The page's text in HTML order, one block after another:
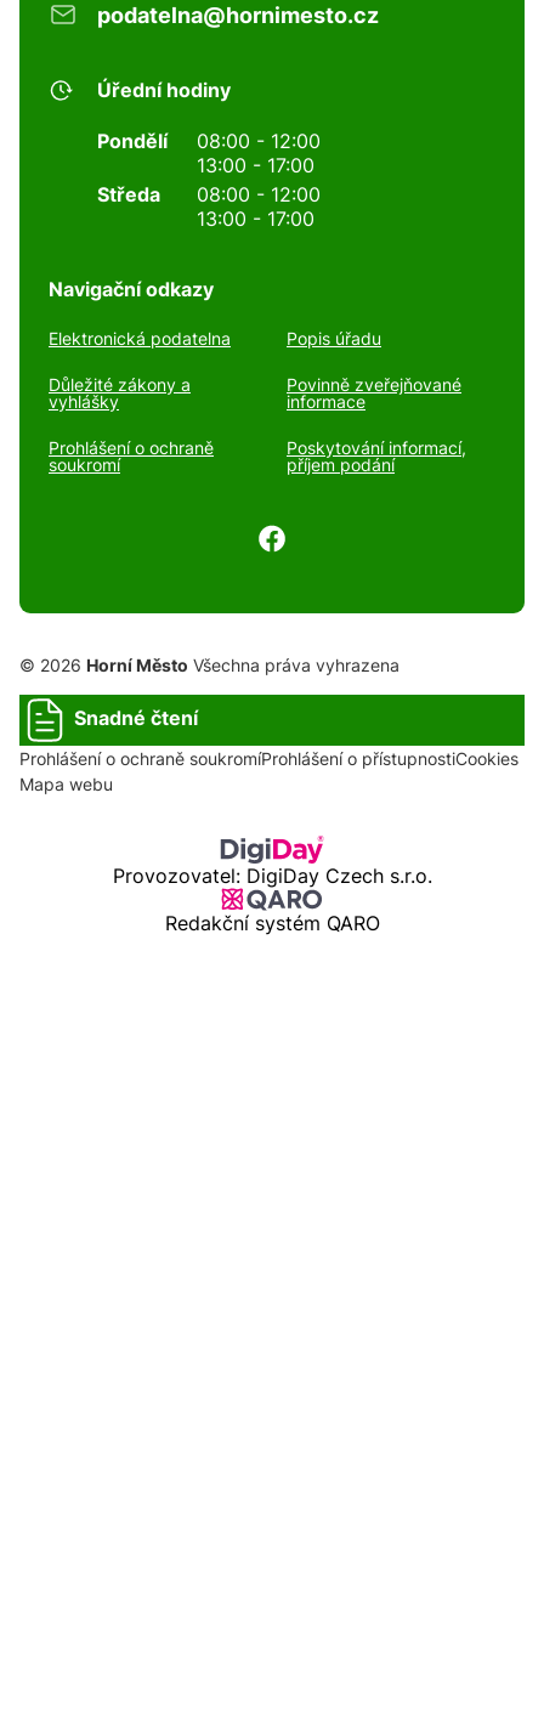
podatelna@hornimesto.cz
Úřední hodiny
Pondělí
08:00 - 12:00
13:00 - 17:00
Středa
08:00 - 12:00
13:00 - 17:00
Navigační odkazy
Elektronická podatelna Popis úřadu
Důležité zákony a
vyhlášky
Povinně zveřejňované
informace
Prohlášení o ochraně
soukromí
Poskytování informací,
příjem podání
© 2026 Horní Město Všechna práva vyhrazena
Snadné čtení
Prohlášení o ochraně soukromíProhlášení o přístupnostiCookies
Mapa webu
Provozovatel: DigiDay Czech s.r.o.
Redakční systém QARO